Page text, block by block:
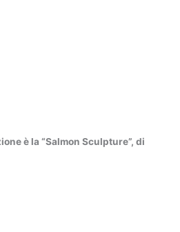
è la “Salmon Sculpture”, di